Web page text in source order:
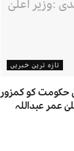
تازہ ترین خبریں
حکومت کو کمزور
عمر عبداللہ